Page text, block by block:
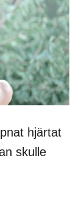
hjärtat
skulle